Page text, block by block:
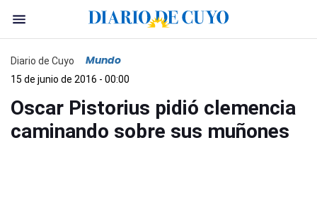
Diario de Cuyo Mundo
15 de junio de 2016 - 00:00
Oscar Pistorius pidió clemencia
caminando sobre sus muñones